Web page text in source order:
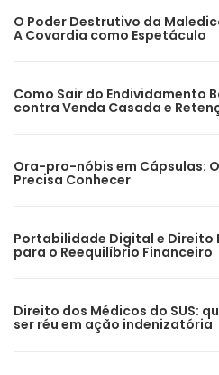
O Poder Destrutivo da
A Covardia como Espetáculo
Como Sair do Endividamento
contra Venda Casada e
Ora-pro-nóbis em Cápsulas:
Precisa Conhecer
Portabilidade Digital e Direito
para o Reequilíbrio Financeiro
Direito dos Médicos do SUS:
ser réu em ação indenizatória